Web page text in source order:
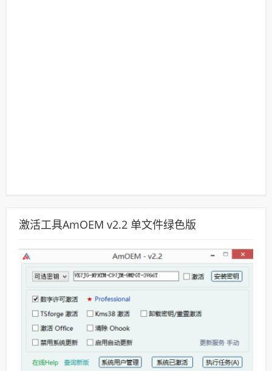
激活工具AmOEM v2.2 单文件绿色版